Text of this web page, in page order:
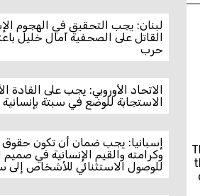
لبنان: يجب التحقيق في الهجوم
القاتل على الصحفية آمال خليل
حرب
الاتحاد الأوروبي: يجب على القادة
الاستجابة للوضع في سبتة
إسبانيا: يجب ضمان أن تكون حقوق
وكرامته والقيم الإنسانية في صميم
للوصول الاستثنائي للأشخاص إلى